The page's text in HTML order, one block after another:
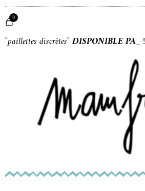
0
"paillettes discrètes"DISPONIBLE PART